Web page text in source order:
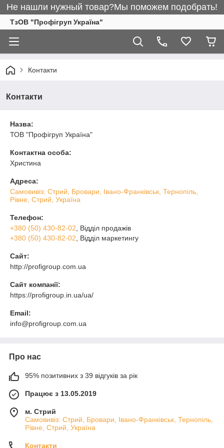
Не нашли нужный товар?Мы поможем подобрать!
ТзОВ "Профігруп Україна"
Контакти
Контакти
Назва:
ТОВ "Профігруп Україна"
Контактна особа:
Христина
Адреса:
Самовивіз: Стрий, Бровари, Івано-Франківськ, Тернопіль,
Рівне, Стрий, Україна
Телефон:
+380 (50) 430-82-02 , Відділ продажів
+380 (50) 430-82-02 , Відділ маркетингу
Сайт:
http://profigroup.com.ua
Сайт компанії:
https://profigroup.in.ua/ua/
Email:
info@profigroup.com.ua
Про нас
95% позитивних з 39 відгуків за рік
Працює з 13.05.2019
м. Стрий
Самовивіз: Стрий, Бровари, Івано-Франківськ, Тернопіль,
Рівне, Стрий, Україна
Контакти